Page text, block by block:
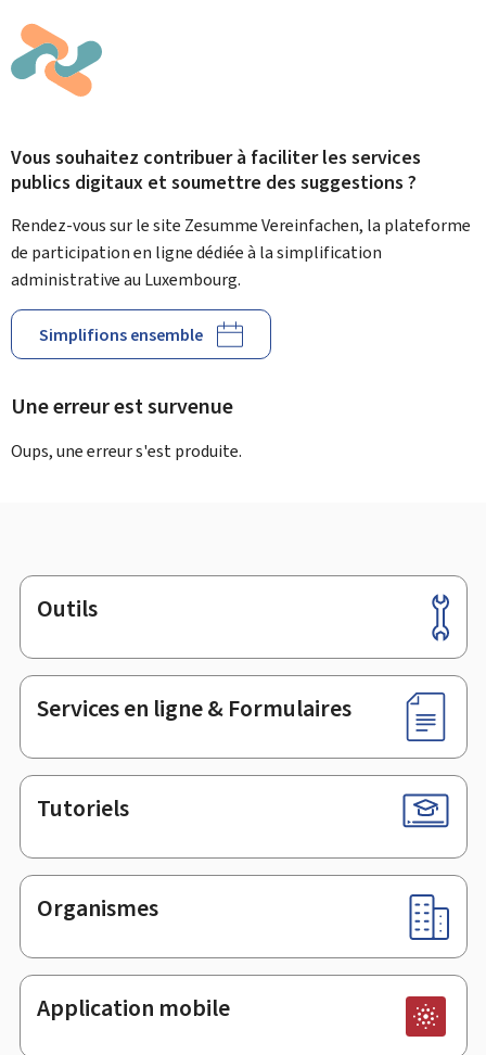
Vous souhaitez contribuer à faciliter les services
publics digitaux et soumettre des suggestions ?
Rendez-vous sur le site Zesumme Vereinfachen, la plateforme
de participation en ligne dédiée à la simplification
administrative au Luxembourg.
Simplifions ensemble
Une erreur est survenue
Oups, une erreur s'est produite.
Pied
de
page
Outils
Services en ligne & Formulaires
Tutoriels
Organismes
Application mobile